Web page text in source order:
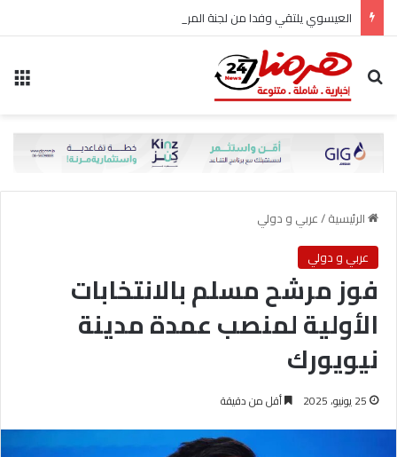
بحث عن
الرئيسية/عربي و دولي
عربي و دولي
فوز مرشح مسلم بالانتخابات
الأولية لمنصب عمدة مدينة
نيويورك
25 يونيو، 2025 أقل من دقيقة